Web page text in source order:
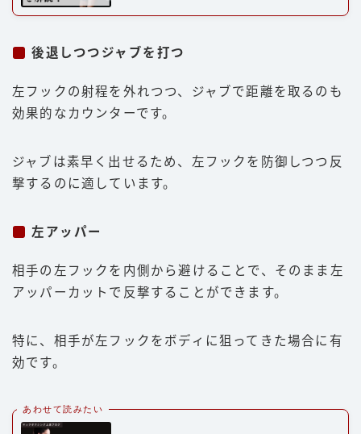
後退しつつジャブを打つ
左フックの射程を外れつつ、ジャブで距離を取るのも
効果的なカウンターです。
ジャブは素早く出せるため、左フックを防御しつつ反
撃するのに適しています。
左アッパー
相手の左フックを内側から避けることで、そのまま左
アッパーカットで反撃することができます。
特に、相手が左フックをボディに狙ってきた場合に有
効です。
あわせて読みたい